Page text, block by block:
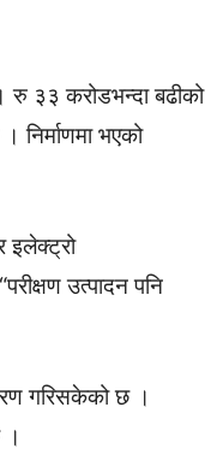
रु ३३ करोडभन्दा बढीको
निर्माणमा भएको
इलेक्ट्रो
उत्पादन पनि
गरिसकेको छ ।
।